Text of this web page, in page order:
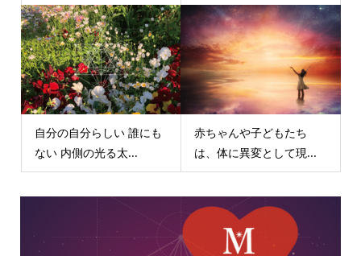
自分の自分らしい 誰にも
ない 内側の光る太...
赤ちゃんや子どもたち
は、体に異変として現...